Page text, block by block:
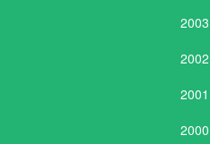
2003
2002
2001
2000